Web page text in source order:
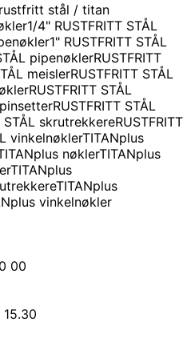
stål / titan
1/4" RUSTFRITT STÅL
1" RUSTFRITT STÅL
pipenøklerRUSTFRITT
meislerRUSTFRITT STÅL
RUSTFRITT STÅL
RUSTFRITT STÅL
STÅL skrutrekkereRUSTFRITT
vinkelnøklerTITANplus
nøklerTITANplus
TITANplus
TITANplus
vinkelnøkler
00
15.30